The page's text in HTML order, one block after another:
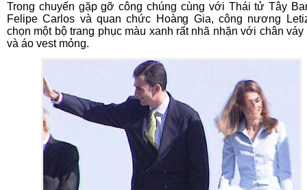
Trong chuyến gặp gỡ công chúng cùng với Thái tử Tây
Felipe Carlos và quan chức Hoàng Gia, công nương
chọn một bộ trang phục màu xanh rất nhã nhặn với chân váy
và áo vest mỏng.